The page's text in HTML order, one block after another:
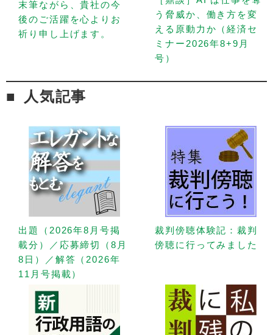
末筆ながら、貴社の今
後のご活躍を心よりお
祈り申し上げます。
う脅威か、働き方を変
える原動力か（経済セ
ミナー2026年8+9月
号）
人気記事
出題（2026年8月号掲
載分）／応募締切（8月
8日）／解答（2026年
11月号掲載）
裁判傍聴体験記：裁判
傍聴に行ってみました